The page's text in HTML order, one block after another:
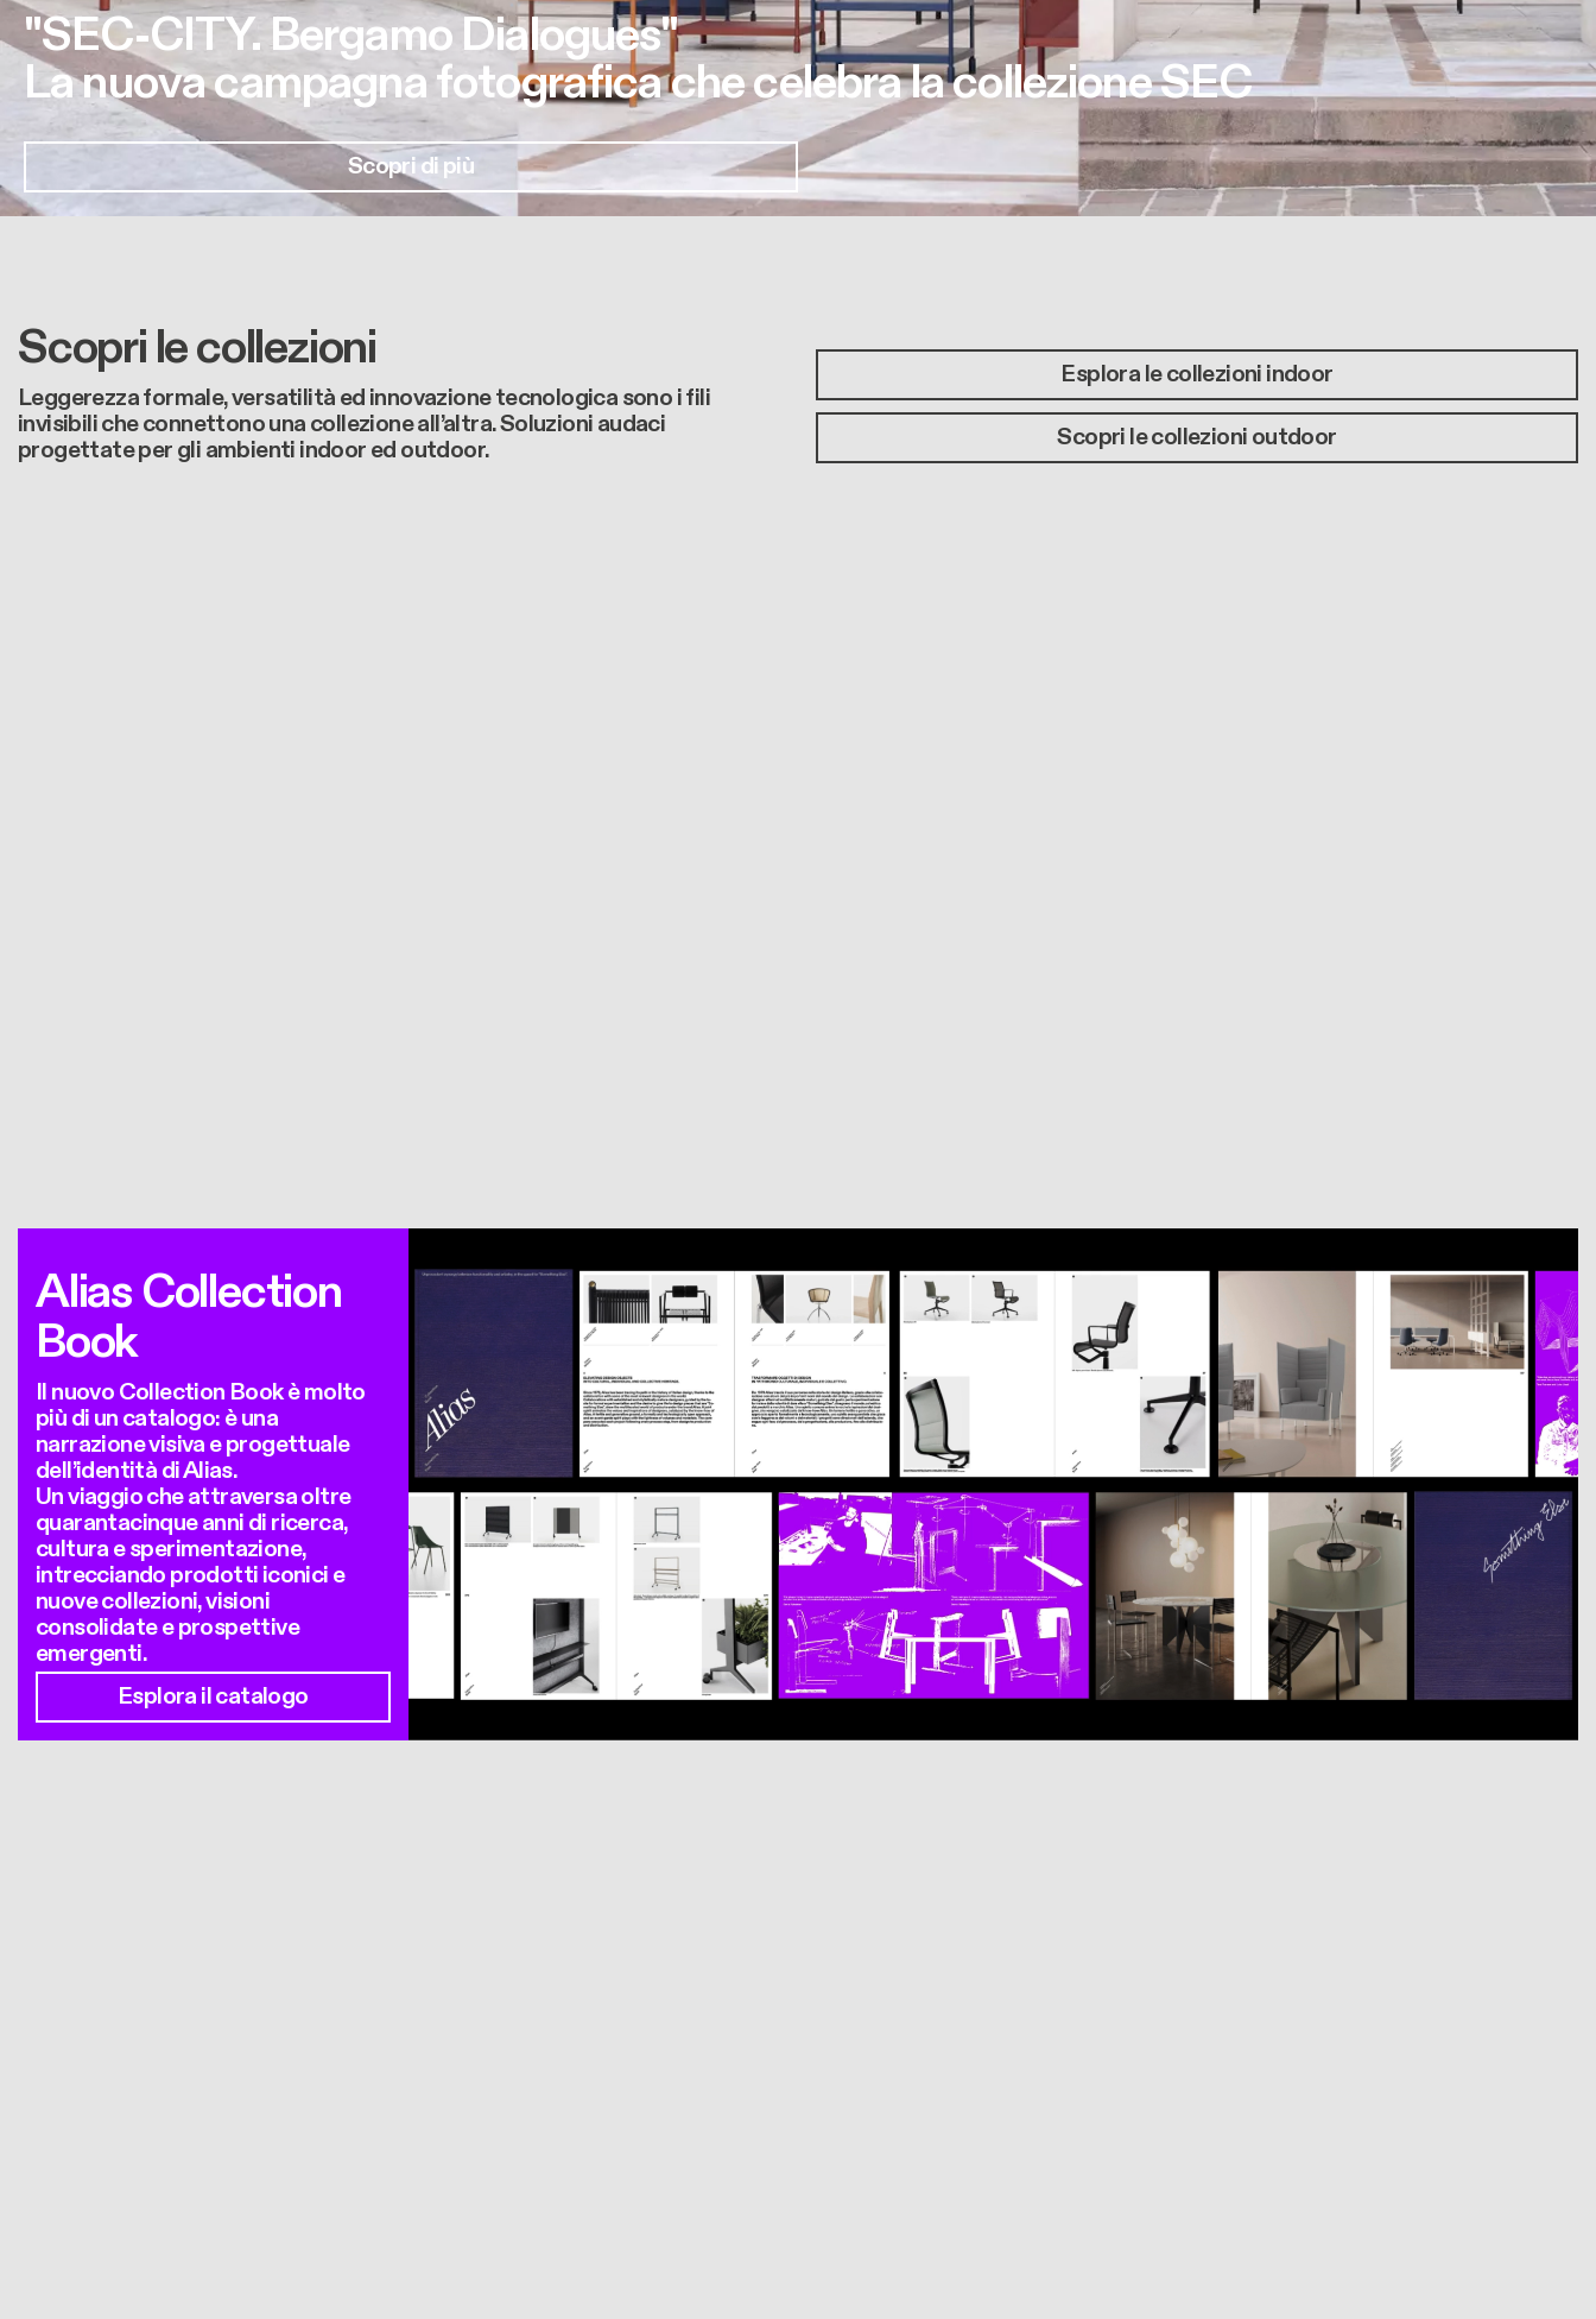
"SEC-CITY. Bergamo Dialogues"
La nuova campagna fotografica che celebra la collezione SEC
Scopri di più
Scopri le collezioni
Leggerezza formale, versatilità ed innovazione tecnologica sono i fili
invisibili che connettono una collezione all’altra. Soluzioni audaci
progettate per gli ambienti indoor ed outdoor.
Esplora le collezioni indoor
Scopri le collezioni outdoor
Alias Collection
Book
Il nuovo Collection Book è molto
più di un catalogo: è una
narrazione visiva e progettuale
dell’identità di Alias.
Un viaggio che attraversa oltre
quarantacinque anni di ricerca,
cultura e sperimentazione,
intrecciando prodotti iconici e
nuove collezioni, visioni
consolidate e prospettive
emergenti.
Esplora il catalogo